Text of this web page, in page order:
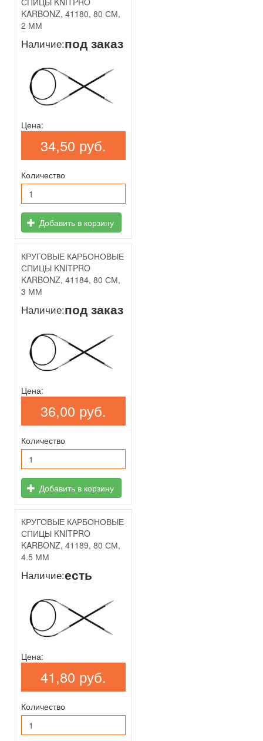
KARBONZ, 41180, 80 СМ,
2 ММ
Наличие:под заказ
Цена:
34,50 руб.
Количество
Добавить в корзину
КРУГОВЫЕ КАРБОНОВЫЕ
СПИЦЫ KNITPRO
KARBONZ, 41184, 80 СМ,
3 ММ
Наличие:под заказ
Цена:
36,00 руб.
Количество
Добавить в корзину
КРУГОВЫЕ КАРБОНОВЫЕ
СПИЦЫ KNITPRO
KARBONZ, 41189, 80 СМ,
4.5 ММ
Наличие:есть
Цена:
41,80 руб.
Количество